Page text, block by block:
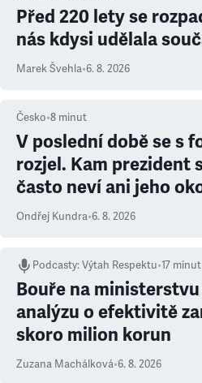
Před 220 lety se
nás kdysi udělala
Marek Švehla•6. 8. 2026
Česko•8 minut
V poslední době se s
rozjel. Kam prezident
často neví ani jeho
Ondřej Kundra•6. 8. 2026
Podcasty:Výtah Respektu•17 minut
Bouře na
analýzu o efektivitě
skoro milion korun
Zuzana Machálková•6. 8. 2026